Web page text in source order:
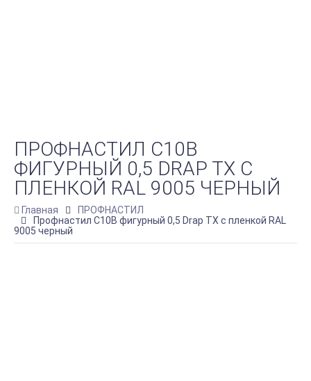
ПРОФНАСТИЛ C10B
ФИГУРНЫЙ 0,5 DRAP TX С
ПЛЕНКОЙ RAL 9005 ЧЕРНЫЙ
Главная
ПРОФНАСТИЛ
Профнастил C10B фигурный 0,5 Drap TX с пленкой RAL
9005 черный